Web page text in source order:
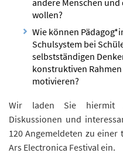
andere Menschen
wollen?
Wie können
Schulsystem bei
selbstständigen
konstruktiven
motivieren?
Wir laden Sie hiermit
Diskussionen und
120 Angemeldeten zu
Ars Electronica Festival ein.